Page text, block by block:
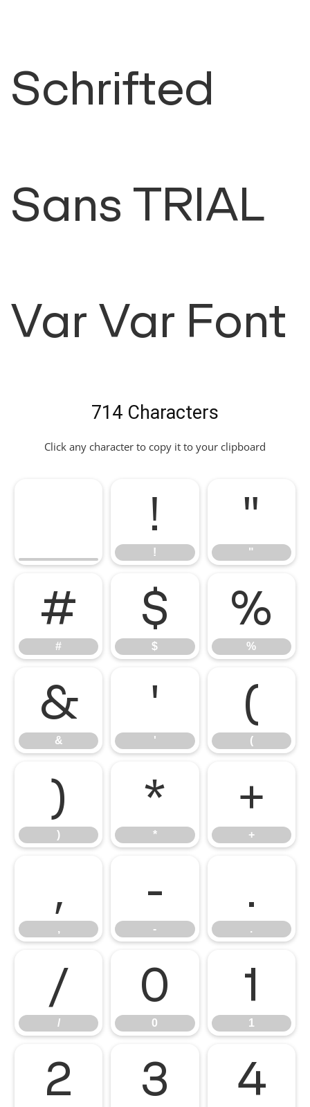
Schrifted
Sans TRIAL
Var Var Font
714 Characters
Click any character to copy it to your clipboard
!
!
"
"
#
#
$
$
%
%
&
&
'
'
(
(
)
)
*
*
+
+
,
,
-
-
.
.
/
/
0
0
1
1
2 3 4